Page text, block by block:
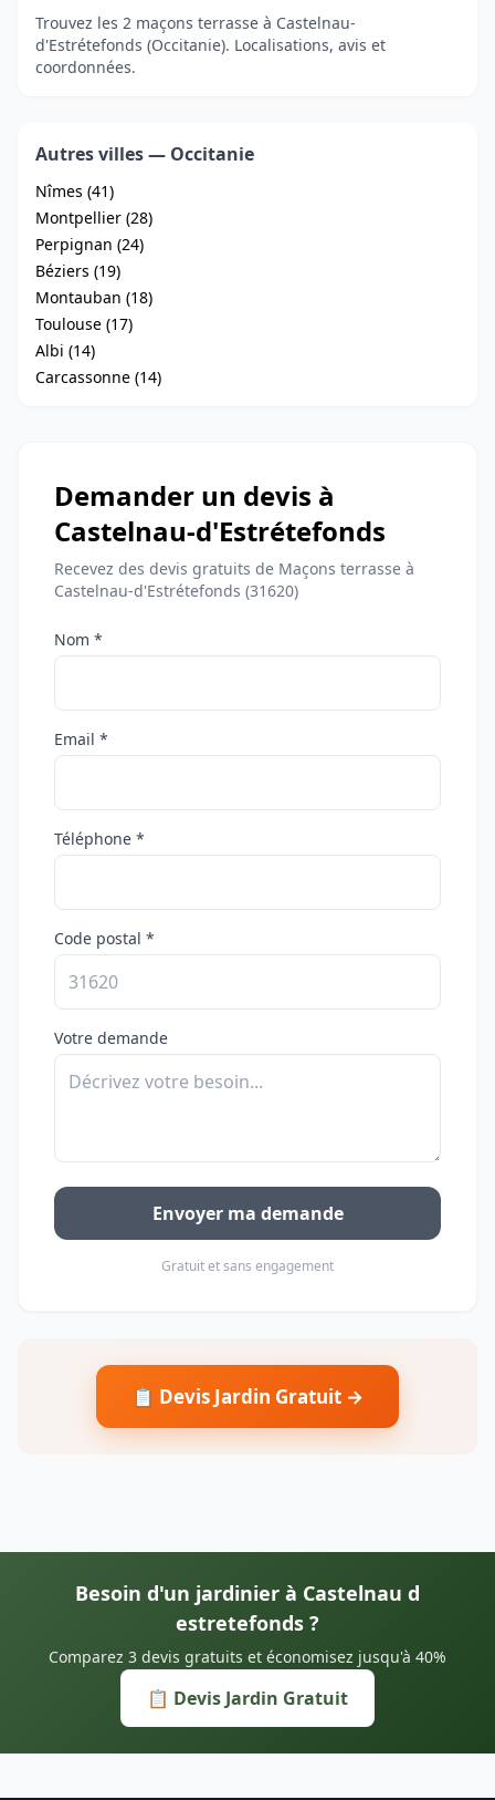
Trouvez les 2 maçons terrasse à Castelnau-
d'Estrétefonds (Occitanie). Localisations, avis et
coordonnées.
Autres villes — Occitanie
Nîmes (41)
Montpellier (28)
Perpignan (24)
Béziers (19)
Montauban (18)
Toulouse (17)
Albi (14)
Carcassonne (14)
Demander un devis à
Castelnau-d'Estrétefonds
Recevez des devis gratuits de Maçons terrasse à
Castelnau-d'Estrétefonds (31620)
Nom *
Email *
Téléphone *
Code postal *
Votre demande
Envoyer ma demande
Gratuit et sans engagement
📋 Devis Jardin Gratuit →
Besoin d'un jardinier à Castelnau d
estretefonds ?
Comparez 3 devis gratuits et économisez jusqu'à 40%
📋 Devis Jardin Gratuit